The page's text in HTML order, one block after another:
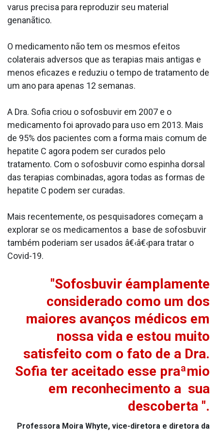
va­rus precisa para reproduzir seu material
genanãtico.
O medicamento não tem os mesmos efeitos
colaterais adversos que as terapias mais antigas e
menos eficazes e reduziu o tempo de tratamento de
um ano para apenas 12 semanas.
A Dra. Sofia criou o sofosbuvir em 2007 e o
medicamento foi aprovado para uso em 2013. Mais
de 95% dos pacientes com a forma mais comum de
hepatite C agora podem ser curados pelo
tratamento. Com o sofosbuvir como espinha dorsal
das terapias combinadas, agora todas as formas de
hepatite C podem ser curadas.
Mais recentemente, os pesquisadores começam a
explorar se os medicamentos a base de sofosbuvir
também poderiam ser usados â€‹â€‹para tratar o
Covid-19.
"Sofosbuvir éamplamente
considerado como um dos
maiores avanços médicos em
nossa vida e estou muito
satisfeito com o fato de a Dra.
Sofia ter aceitado esse praªmio
em reconhecimento a sua
descoberta ".
Professora Moira Whyte, vice-diretora e diretora da